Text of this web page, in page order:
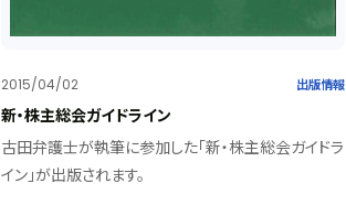
2015/04/02 出版情報
新・株主総会ガイドライン
古田弁護士が執筆に参加した「新・株主総会ガイドラ
イン」が出版されます。